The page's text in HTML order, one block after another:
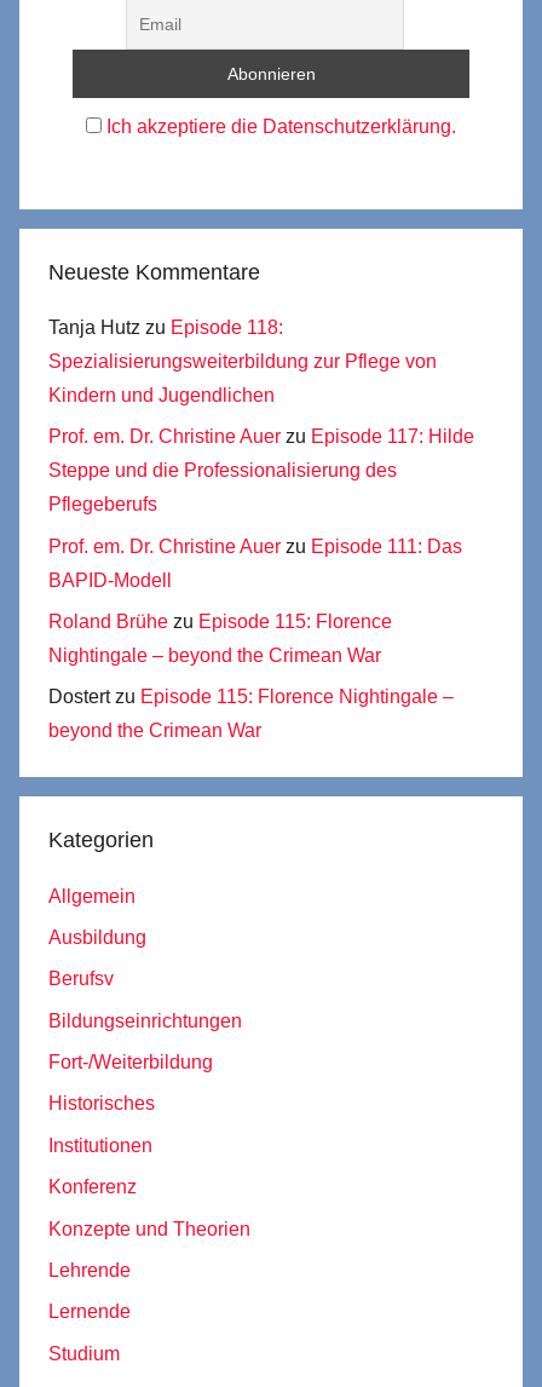
Ich akzeptiere die Datenschutzerklärung.
Neueste Kommentare
Tanja Hutz zu Episode 118:
Spezialisierungsweiterbildung zur Pflege von
Kindern und Jugendlichen
Prof. em. Dr. Christine Auer zu Episode 117: Hilde
Steppe und die Professionalisierung des
Pflegeberufs
Prof. em. Dr. Christine Auer zu Episode 111: Das
BAPID-Modell
Roland Brühe zu Episode 115: Florence
Nightingale – beyond the Crimean War
Dostertzu Episode 115: Florence Nightingale –
beyond the Crimean War
Kategorien
Allgemein
Ausbildung
Berufsv
Bildungseinrichtungen
Fort-/Weiterbildung
Historisches
Institutionen
Konferenz
Konzepte und Theorien
Lehrende
Lernende
Studium